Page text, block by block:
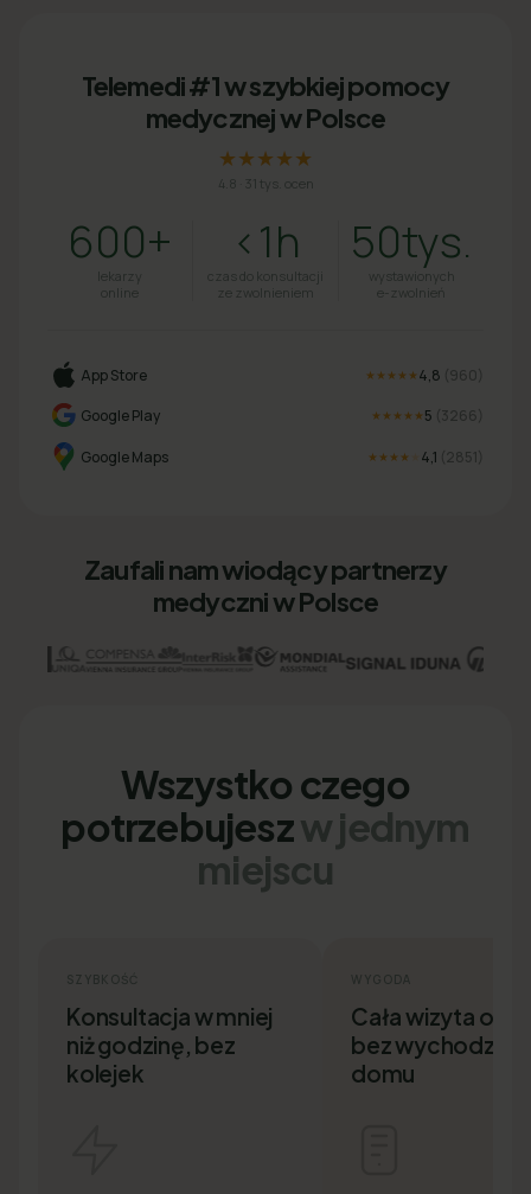
Telemedi #1 w szybkiej pomocy
medycznej w Polsce
★★★★★
4.8 31 tys. ocen
600+
lekarzy
online
<1h
czas do konsultacji
ze zwolnieniem
50tys.
wystawionych
e-zwolnień
App Store ★★★★★ 4,8 (960
Google Play
★★★★★ 5 (3266
Google Maps ★★★★ 4,1 (2851
Zaufali nam wiodący partnerzy
medyczni w Polsce
Wszystko czego
potrzebujeszw jednym
miejscu
SZYBKOŚĆ
Konsultacja w mniej
niż godzinę, bez
kolejek
WYGODA
Cała wizyta
bez
domu